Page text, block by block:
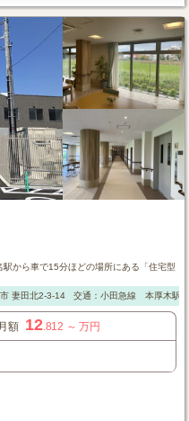
から車で15分ほどの場所にある「住宅型
妻田北2-3-14 交通：小田急線 本厚木駅
月額 12.812 ～万円